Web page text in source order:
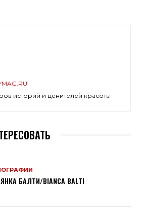
историй и ценителей красоты
БАЛТИ/BIANCA BALTI